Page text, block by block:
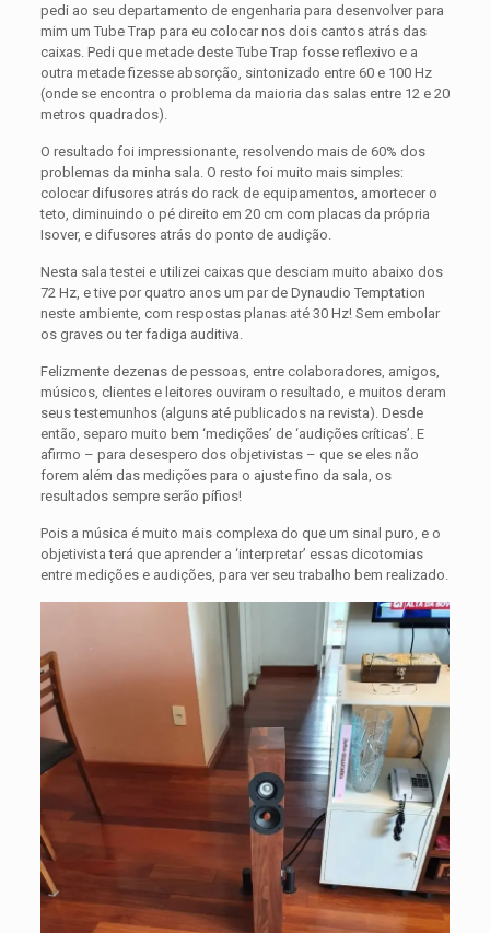
pedi ao seu departamento de engenharia para desenvolver para
mim um Tube Trap para eu colocar nos dois cantos atrás das
caixas. Pedi que metade deste Tube Trap fosse reflexivo e a
outra metade fizesse absorção, sintonizado entre 60 e 100 Hz
(onde se encontra o problema da maioria das salas entre 12 e 20
metros quadrados).
O resultado foi impressionante, resolvendo mais de 60% dos
problemas da minha sala. O resto foi muito mais simples:
colocar difusores atrás do rack de equipamentos, amortecer o
teto, diminuindo o pé direito em 20 cm com placas da própria
Isover, e difusores atrás do ponto de audição.
Nesta sala testei e utilizei caixas que desciam muito abaixo dos
72 Hz, e tive por quatro anos um par de Dynaudio Temptation
neste ambiente, com respostas planas até 30 Hz! Sem embolar
os graves ou ter fadiga auditiva.
Felizmente dezenas de pessoas, entre colaboradores, amigos,
músicos, clientes e leitores ouviram o resultado, e muitos deram
seus testemunhos (alguns até publicados na revista). Desde
então, separo muito bem ‘medições’ de ‘audições críticas’. E
afirmo – para desespero dos objetivistas – que se eles não
forem além das medições para o ajuste fino da sala, os
resultados sempre serão pífios!
Pois a música é muito mais complexa do que um sinal puro, e o
objetivista terá que aprender a ‘interpretar’ essas dicotomias
entre medições e audições, para ver seu trabalho bem realizado.